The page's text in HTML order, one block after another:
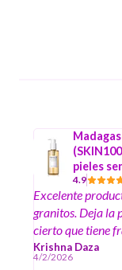
pieles
4.9
Excelente
granitos. Deja la
cierto que tiene
muy ligero. A
problema. Soy
Krishna Daza
4/2/2026